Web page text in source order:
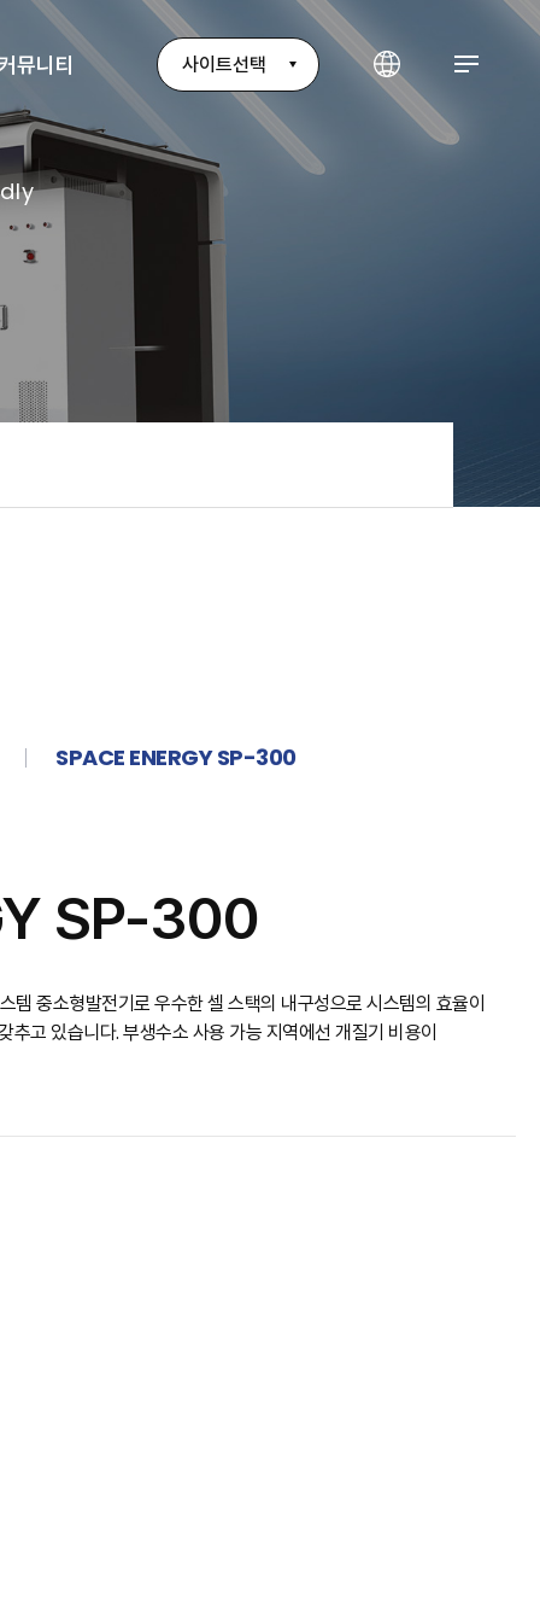
뮤니티 사이트선택
SPACE ENERGY SP-300
SP-300
중소형발전기로 우수한 셀 스택의 내구성으로 시스템의 효율이
고 있습니다. 부생수소 사용 가능 지역에선 개질기 비용이